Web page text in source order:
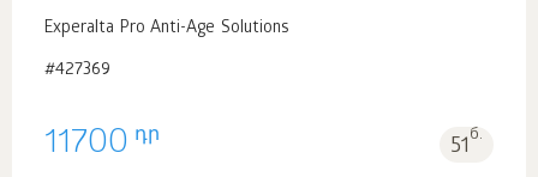
Experalta Pro Anti-Age Solutions
#427369
11700 դր 51б.